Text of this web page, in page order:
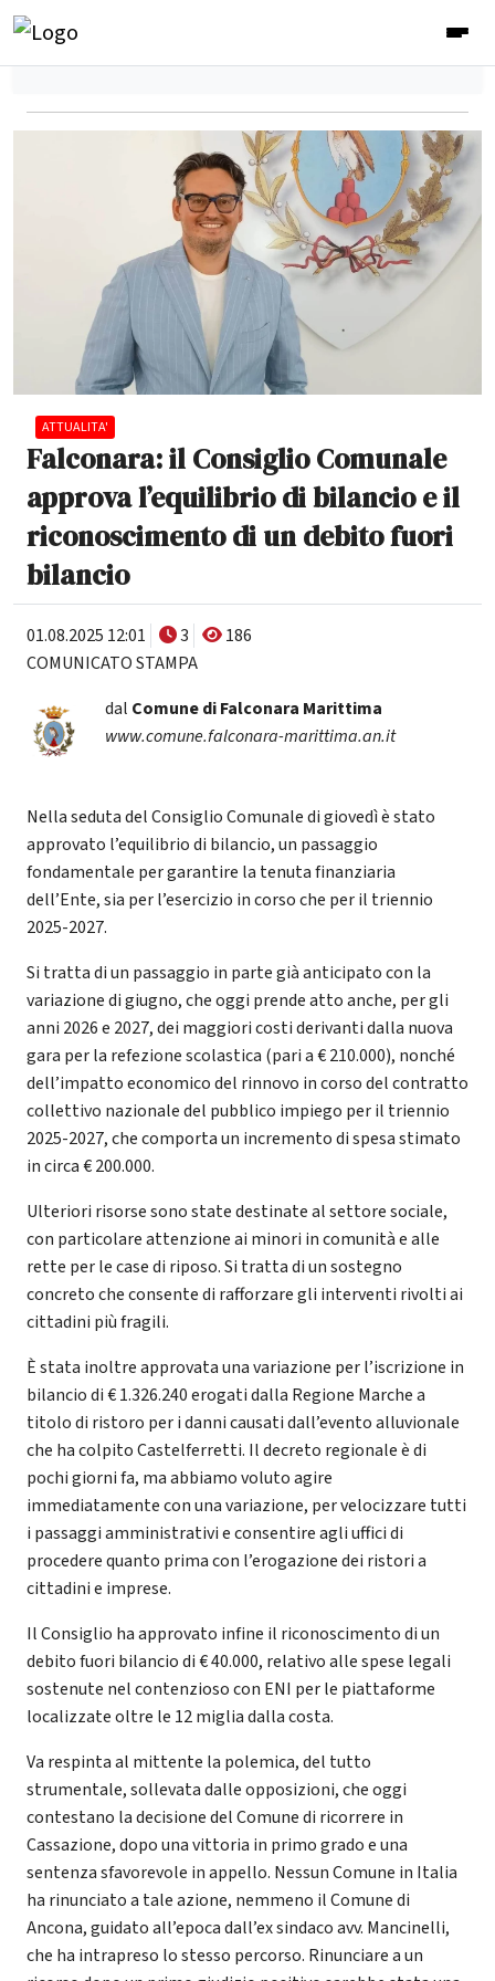
ATTUALITA'
Falconara: il Consiglio Comunale
approva l’equilibrio di bilancio e il
riconoscimento di un debito fuori
bilancio
01.08.2025 12:01 3
186
COMUNICATO STAMPA
dal Comune di Falconara Marittima
www.comune.falconara-marittima.an.it
Nella seduta del Consiglio Comunale di giovedì è stato
approvato l’equilibrio di bilancio, un passaggio
fondamentale per garantire la tenuta finanziaria
dell’Ente, sia per l’esercizio in corso che per il triennio
2025-2027.
Si tratta di un passaggio in parte già anticipato con la
variazione di giugno, che oggi prende atto anche, per gli
anni 2026 e 2027, dei maggiori costi derivanti dalla nuova
gara per la refezione scolastica (pari a € 210.000), nonché
dell’impatto economico del rinnovo in corso del contratto
collettivo nazionale del pubblico impiego per il triennio
2025-2027, che comporta un incremento di spesa stimato
in circa € 200.000.
Ulteriori risorse sono state destinate al settore sociale,
con particolare attenzione ai minori in comunità e alle
rette per le case di riposo. Si tratta di un sostegno
concreto che consente di rafforzare gli interventi rivolti ai
cittadini più fragili.
È stata inoltre approvata una variazione per l’iscrizione in
bilancio di € 1.326.240 erogati dalla Regione Marche a
titolo di ristoro per i danni causati dall’evento alluvionale
che ha colpito Castelferretti. Il decreto regionale è di
pochi giorni fa, ma abbiamo voluto agire
immediatamente con una variazione, per velocizzare tutti
i passaggi amministrativi e consentire agli uffici di
procedere quanto prima con l’erogazione dei ristori a
cittadini e imprese.
Il Consiglio ha approvato infine il riconoscimento di un
debito fuori bilancio di € 40.000, relativo alle spese legali
sostenute nel contenzioso con ENI per le piattaforme
localizzate oltre le 12 miglia dalla costa.
Va respinta al mittente la polemica, del tutto
strumentale, sollevata dalle opposizioni, che oggi
contestano la decisione del Comune di ricorrere in
Cassazione, dopo una vittoria in primo grado e una
sentenza sfavorevole in appello. Nessun Comune in Italia
ha rinunciato a tale azione, nemmeno il Comune di
Ancona, guidato all’epoca dall’ex sindaco avv. Mancinelli,
che ha intrapreso lo stesso percorso. Rinunciare a un